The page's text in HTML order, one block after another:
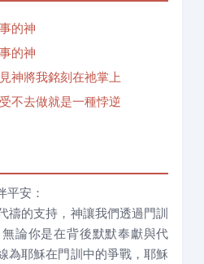
的神
的神
神將我銘刻在祂掌上
不去做就是一種悖逆
平安：
禱的支持，神讓我們透過門訓
論你是在背後默默奉獻與代
為耶穌在門訓中的爭戰，耶穌